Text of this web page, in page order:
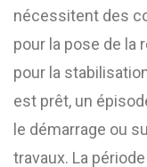
nécessitent des
pour la pose de la
pour la
est prêt, un
le démarrage ou
travaux. La